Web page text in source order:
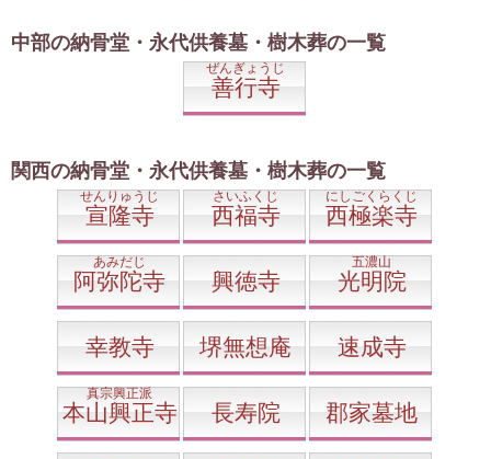
中部の納骨堂・永代供養墓・樹木葬の一覧
ぜんぎょうじ
善行寺
関西の納骨堂・永代供養墓・樹木葬の一覧
せんりゅうじ
宣隆寺
さいふくじ
西福寺
にしごくらくじ
西極楽寺
あみだじ
阿弥陀寺 興徳寺
五濃山
光明院
幸教寺 堺無想庵 速成寺
真宗興正派
本山興正寺 長寿院 郡家墓地